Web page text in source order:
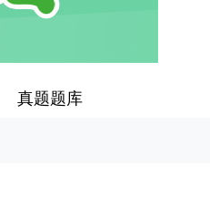
真题题库